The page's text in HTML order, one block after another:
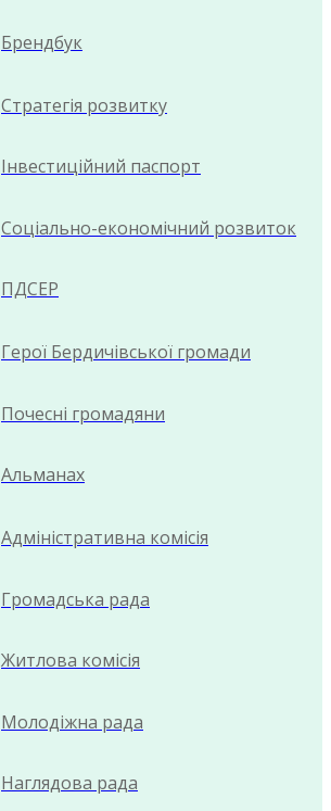
Брендбук
Стратегія розвитку
Інвестиційний паспорт
Соціально-економічний розвиток
ПДСЕР
Герої Бердичівської громади
Почесні громадяни
Альманах
Адміністративна комісія
Громадська рада
Житлова комісія
Молодіжна рада
Наглядова рада